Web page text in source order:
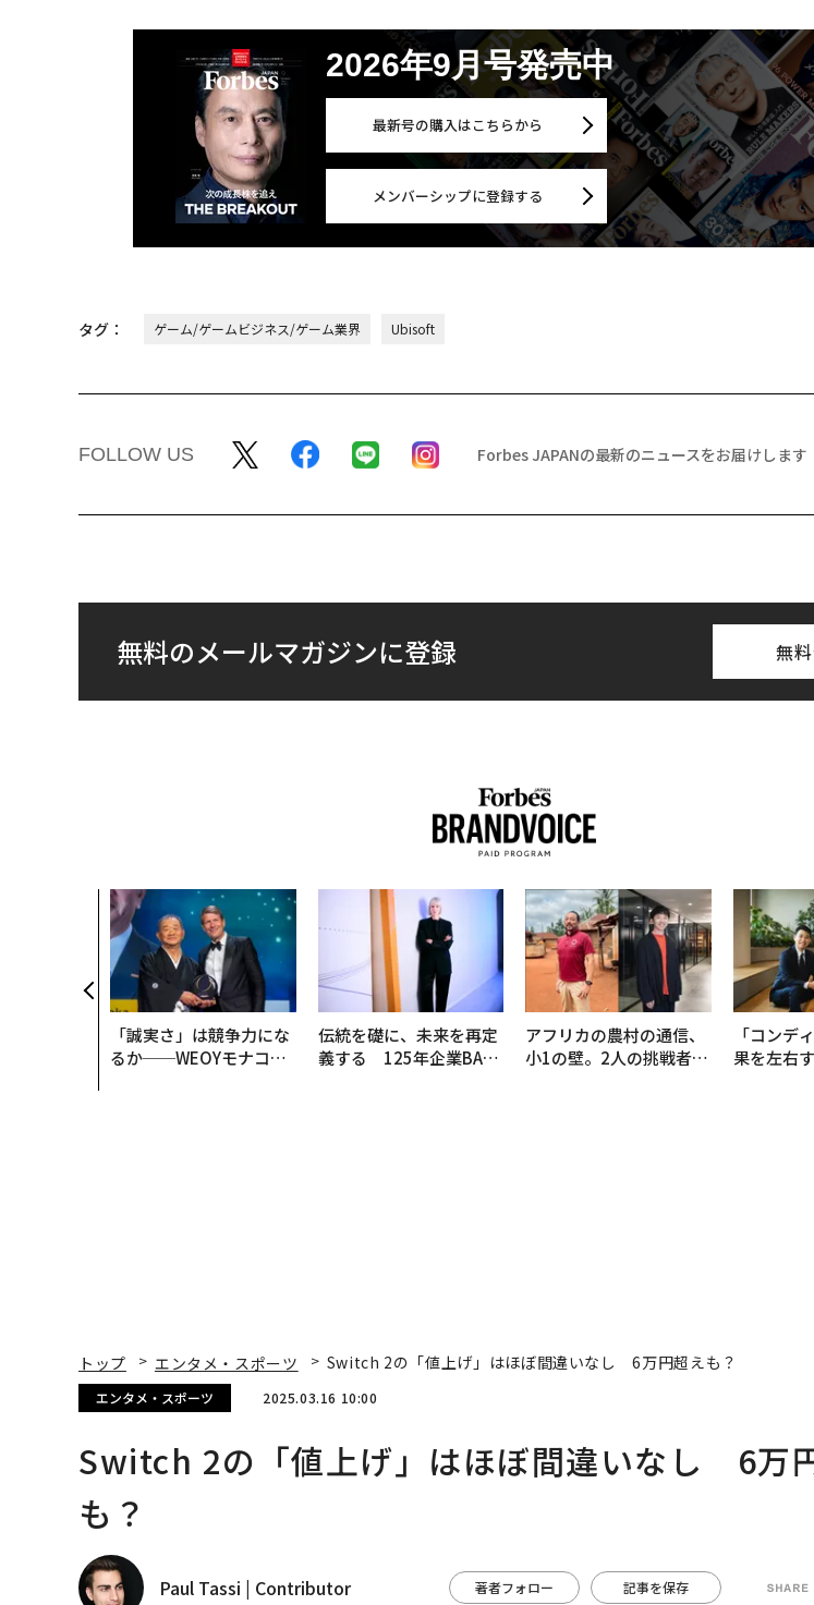
2026年9月号発売中
最新号の購入はこちらから
メンバーシップに登録する
タグ： ゲーム/ゲームビジネス/ゲーム業界 Ubisoft
FOLLOW US Forbes JAPANの最新のニュースをお届けします
無料のメールマガジンに登録 無
「誠実さ」は競争力にな
るか──WEOYモナコで
伝統を礎に、未来を再定
義する 125年企業BAT
アフリカの農村の通信、
小1の壁。2人の挑戦者が
「コンデ
果を左右す
トップ エンタメ・スポーツ Switch 2の「値上げ」はほぼ間違いなし 6万円超えも？
エンタメ・スポーツ 2025.03.16 10:00
Switch 2の「値上げ」はほぼ間違いなし 6万
も？
Paul Tassi | Contributor 著者フォロー 記事を保存